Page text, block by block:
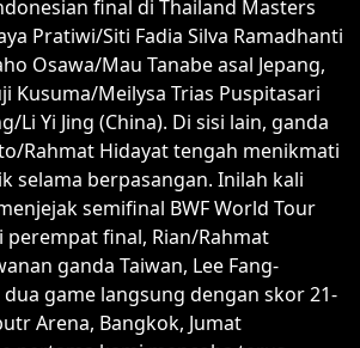
final di Thailand Masters
Pratiwi/Siti Fadia Silva Ramadhanti
Osawa/Mau Tanabe asal Jepang,
Kusuma/Meilysa Trias Puspitasari
Li Yi Jing (China). Di sisi lain, ganda
Rahmat Hidayat tengah menikmati
selama berpasangan. Inilah kali
semifinal BWF World Tour
perempat final, Rian/Rahmat
ganda Taiwan, Lee Fang-
dua game langsung dengan skor 21-
Arena, Bangkok, Jumat